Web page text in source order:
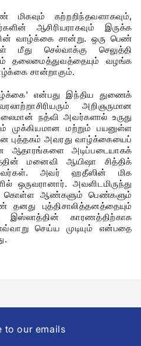
கற்றறிந்தவளாகவும்,
ஆசிரியராகவும் இருக்க
வாழ்க்கை சான்று. ஒரு பெண்
செல்வாக்கு செலுத்தி
தலைமைத்துவத்தையும் வழங்க
சான்றாகும்.
என்பது இந்திய துணைக்
அறிஞருமான
நத்வி அவர்களால் உருது
முக்கியமான மற்றும் பயனுள்ள
புத்தகம் அவரது வாழ்க்கையைப்
ஆதாரங்களை அடிப்படையாகக்
மனைவி ஆயிஷா சித்திக்
அவர் ஹதீஸின் மிக
ஒருவரானார். அவளிடமிருந்து
கொள்ள ஆண்களும் பெண்களும்
புத்திசாலித்தனத்தையும்
இஸ்லாத்தின் காரணத்திற்காக
செய்ய முடியும் என்பதை
to our emails